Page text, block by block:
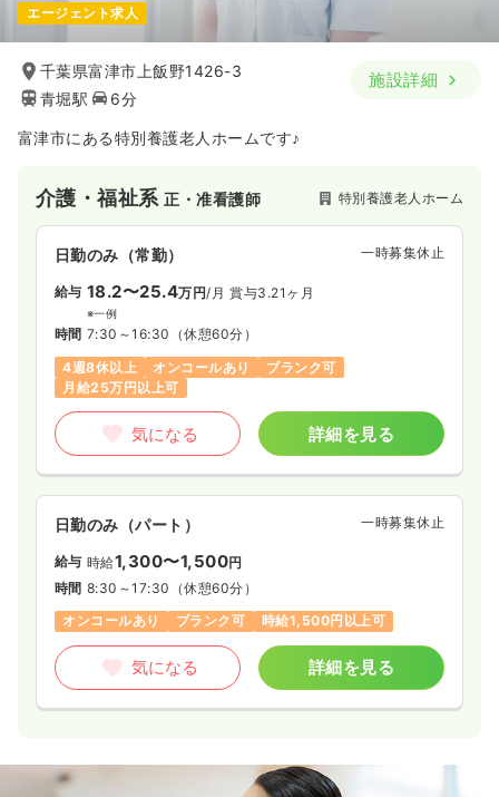
エージェント求人
千葉県富津市上飯野1426-3
青堀駅
6分
施設詳細
富津市にある特別養護老人ホームです♪
介護・福祉系正・准看護師 特別養護老人ホーム
日勤のみ（常勤） 一時募集休止
給与 18.2〜25.4万円/月 賞与3.21ヶ月
※一例
時間 7:30～16:30 （休憩60分）
4週8休以上
オンコールあり
ブランク可
月給25万円以上可
気になる 詳細を見る
日勤のみ（パート） 一時募集休止
給与 時給1,300〜1,500円
時間 8:30～17:30 （休憩60分）
オンコールあり
ブランク可 時給1,500円以上可
気になる 詳細を見る